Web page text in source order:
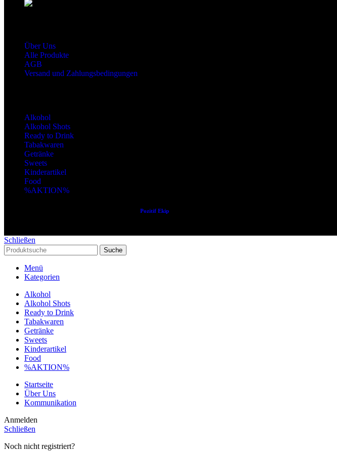
Über Uns
Alle Produkte
AGB
Versand und Zahlungsbedingungen
Alkohol
Alkohol Shots
Ready to Drink
Tabakwaren
Getränke
Sweets
Kinderartikel
Food
%AKTION%
Pozitif Ekip
Schließen
Suche
Menü
Kategorien
Alkohol
Alkohol Shots
Ready to Drink
Tabakwaren
Getränke
Sweets
Kinderartikel
Food
%AKTION%
Startseite
Über Uns
Kommunikation
Anmelden
Schließen
Noch nicht registriert?